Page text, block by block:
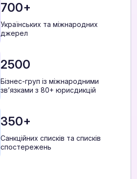
700+
Українських та міжнародних
джерел
2500
Бізнес-груп із міжнародними
звʼязками з 80+ юрисдикцій
350+
Санкційних списків та списків
спостережень